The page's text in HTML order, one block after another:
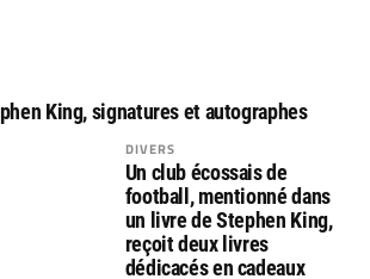
King, signatures et autographes
DIVERS
Un club écossais de
football, mentionné dans
un livre de Stephen King,
reçoit deux livres
dédicacés en cadeaux